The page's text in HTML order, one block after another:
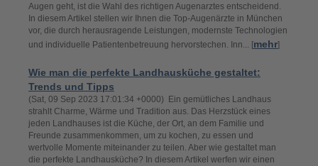
Augen geht, ist die Wahl des richtigen Augenarztes entscheidend.
In diesem Artikel stellen wir Ihnen die Top-Augenärzte in München
vor, die durch herausragende Leistungen, modernste Technologien
und individuelle Patientenbetreuung hervorstechen. Inn... [mehr]
Wie man die perfekte Landhausküche gestaltet:
Trends und Tipps
(Sat, 09 Sep 2023 17:01:34 +0000) Ein gemütliches Landhaus
strahlt Charme, Wärme und Tradition aus. Das Herzstück eines
jeden Landhauses ist die Küche, der Ort, an dem Familie und
Freunde zusammenkommen, um zu kochen, zu essen und
wertvolle Momente miteinander zu teilen. Aber wie gestaltet man
die perfekte Landhausküche? In diesem Artikel werfen wir einen